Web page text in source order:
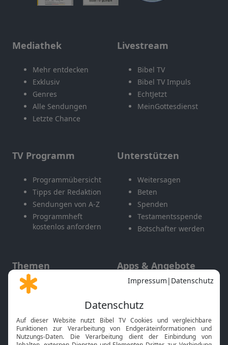
Mediathek
Mehr entdecken
Exklusiv
Genres
Alle Sendungen
Letzte Chance
Livestream
Bibel TV
Bibel TV Impuls
EchtJetzt
MeinGottesdienst
TV Programm
Programmübersicht
Tipps der Redaktion
Sendungen von A-Z
Programmheft
kostenlos anfordern
Unterstützen
Weitersagen
Beten
Spenden
Testamentsspende
Botschafter werden
Themen
Gott und Bibel erklärt
Neuigkeiten
Apps & Angebote
Mobile App
Smart TV
HbbTV